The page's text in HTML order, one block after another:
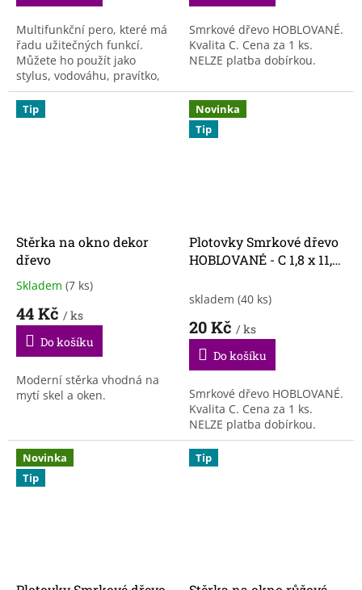
Multifunkční pero, které má
řadu užitečných funkcí.
Můžete ho použít jako
stylus, vodováhu, pravítko,
obsahuje i plochý a křížový
šroubovák. Pero má
samozřejmě klip na
Smrkové dřevo HOBLOVANÉ.
Kvalita C. Cena za 1 ks.
NELZE platba dobírkou.
Tip
Stěrka na okno dekor
dřevo
Průměrné
produktu
5,0
5
hvězdiček.
Skladem (7 ks)
44 Kč / ks
Do košíku
Moderní stěrka vhodná na
mytí skel a oken.
Novinka
Tip
Plotovky Smrkové dřevo
HOBLOVANÉ - C 1,8 x 11,2
skladem (40 ks)
20 Kč / ks
Do košíku
Smrkové dřevo HOBLOVANÉ.
Kvalita C. Cena za 1 ks.
NELZE platba dobírkou.
Novinka
Tip
Tip